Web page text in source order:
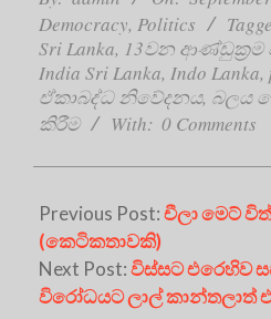
28
Democracy, Politics
Sri Lanka, 13වන ආණ්ඩුක්‍රම
India Sri Lanka, Indo Lanka,
ඒකාබද්ධ නිවේදනය, බලය
කිරීම
With: 0 Comments
Previous Post:චීලා මෙට්
(කෙටිකතාවකි)
Next Post:විස්සට එරෙහිව
විරෝධයට ලාල් කාන්තලාත්